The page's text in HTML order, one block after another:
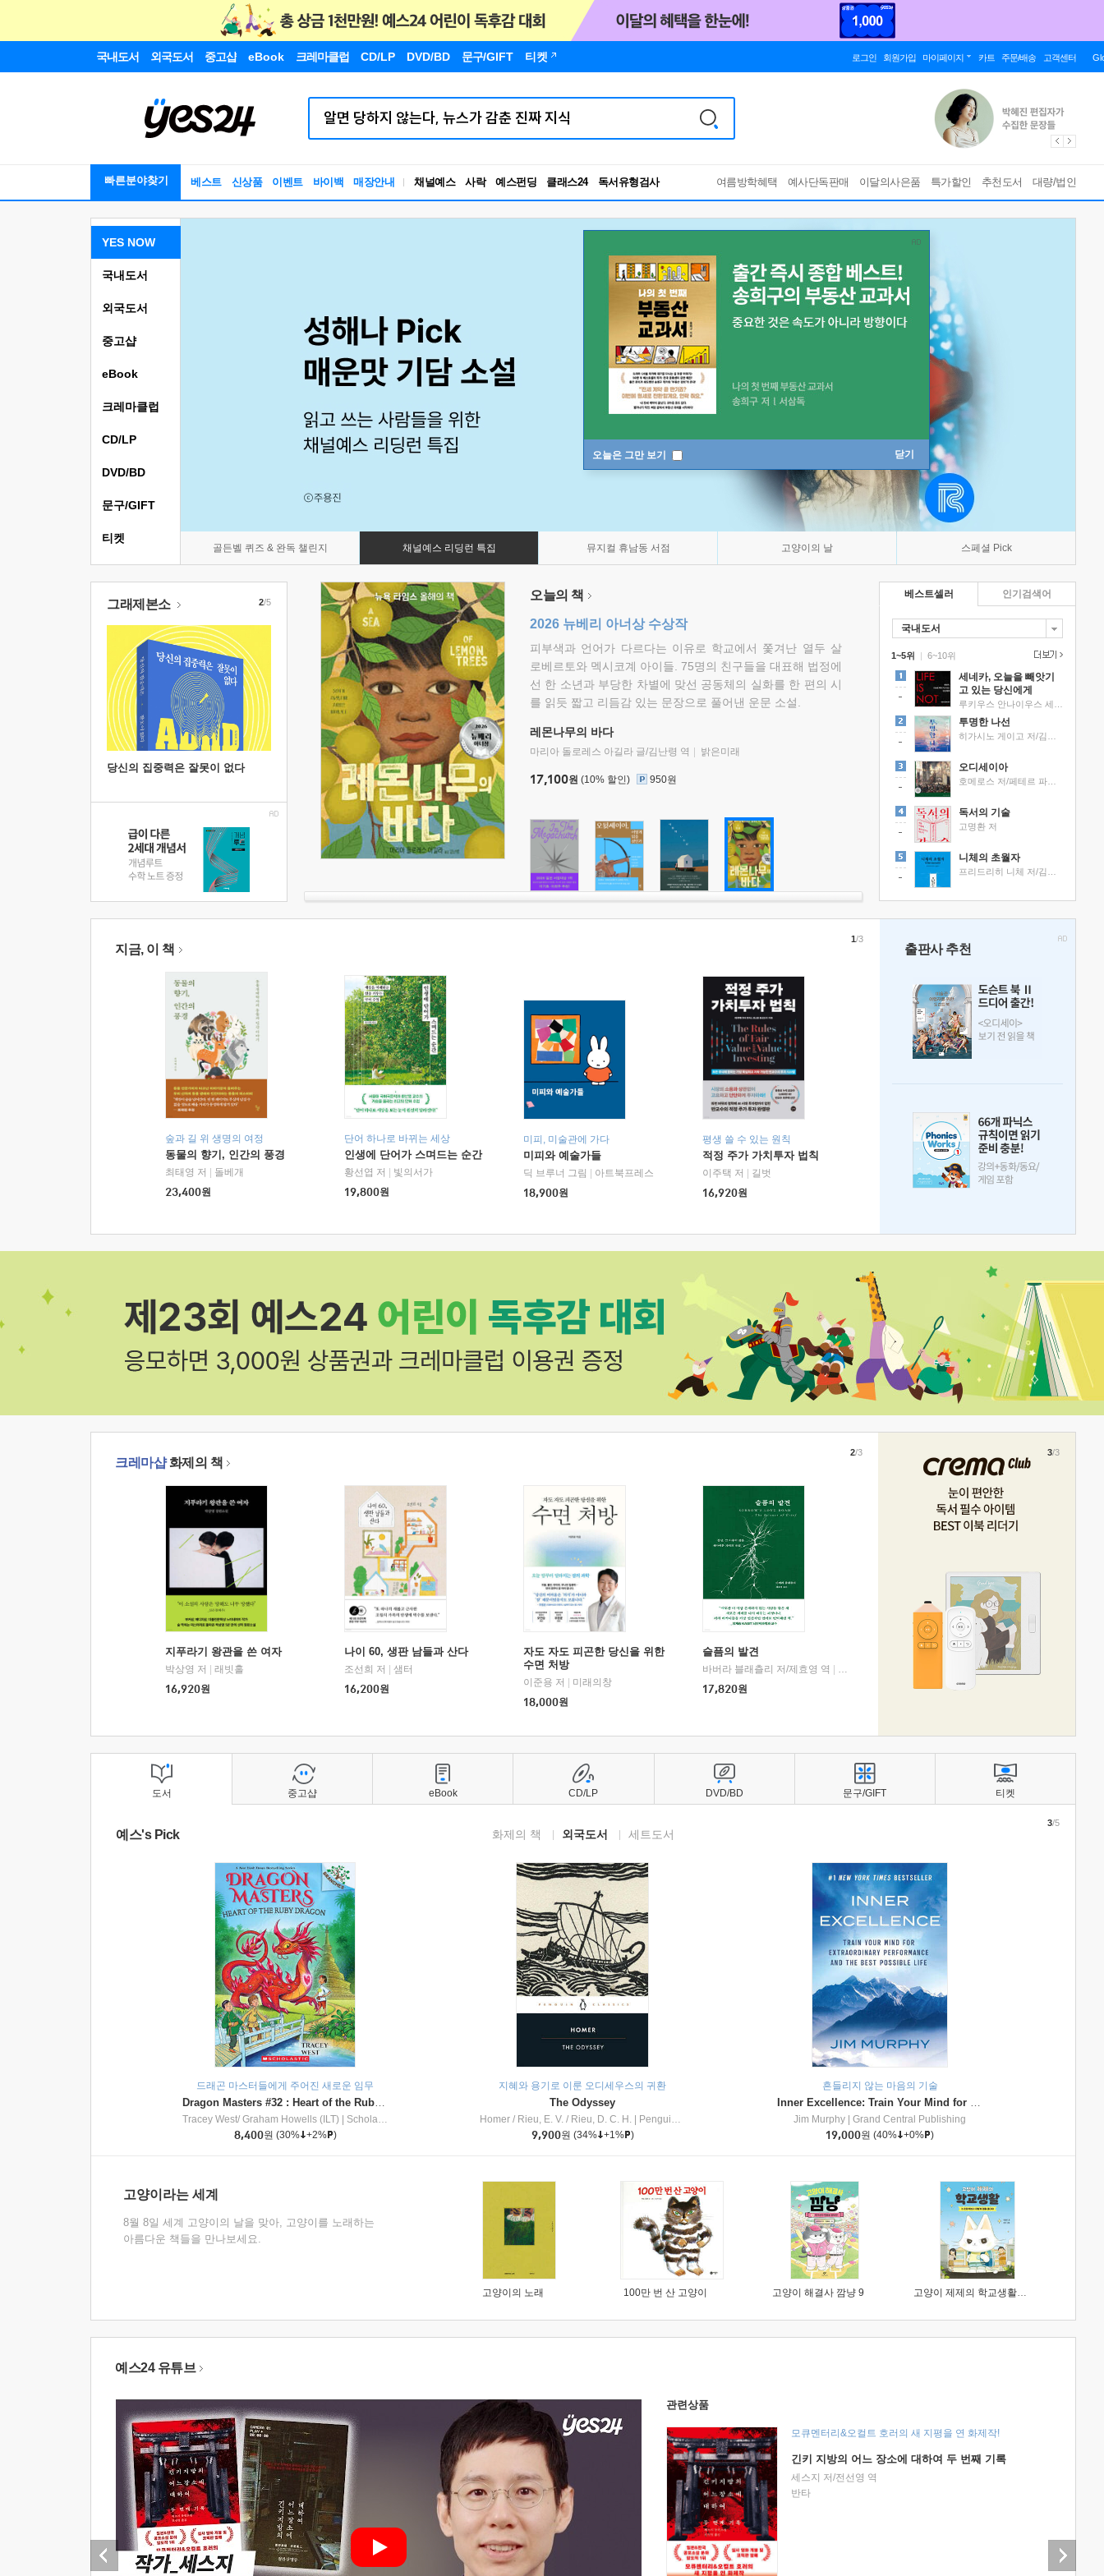
국내도서 외국도서 중고샵 eBook 크레마클럽 CD/LP DVD/BD 문구/GIFT 티켓 로그인 회원가입 마이페이지 카트 주문/배송 고객센터
빠른분야찾기 베스트 신상품 이벤트 바이백 매장안내 채널예스 사락 예스펀딩 클래스24
독서유형검사
RBTI Lab
독서유형검사
여름방학혜택 예사단독판매 이달의사은품 특가할인 추천도서 대량/법인
오늘은 그만 보기 닫기
YES NOW
골든벨 퀴즈 & 완독 챌린지 채널예스 리딩런 특집 뮤지컬 휴남동 서점 고양이의 날 스페셜 Pick
국내도서
외국도서
중고샵
eBook
크레마클럽
CD/LP
DVD/BD
문구/GIFT
티켓
그래제본소
당신의 집중력은 잘못이 없다
2/5 오늘의 책
2026 뉴베리 아너상 수상작
피부색과 언어가 다르다는 이유로 학교에서 쫓겨난 열두 살
로베르토와 멕시코계 아이들. 75명의 친구들을 대표해 법정에
선 한 소년과 부당한 차별에 맞선 공동체의 실화를 한 편의 시
를 읽듯 짧고 리듬감 있는 문장으로 풀어낸 운문 소설.
레몬나무의 바다
마리아 돌로레스 아길라 글/김난령 역 밝은미래
17,100원 (10% 할인) 950원
베스트셀러
국내도서
1~5위 |
세네카, 오늘을 빼앗기
고 있는 당신에게
투명한 나선
오디세이아
독서의 기술
고명환 저
니체의 초월자
6~10위
인기검색어
지금, 이 책
숲과 길 위 생명의 여정
동물의 향기, 인간의 풍경
최태영 저
돌베개
23,400원
단어 하나로 바뀌는 세상
인생에 단어가 스며드는 순간
황선엽 저
빛의서가
19,800원
미피, 미술관에 가다
미피와 예술가들
딕 브루너 그림
아트북프레스
18,900원
평생 쓸 수 있는 원칙
적정 주가 가치투자 법칙
이주택 저
길벗
16,920원
1/3
출판사 추천
크레마샵화제의 책
지푸라기 왕관을 쓴 여자
박상영 저
래빗홀
16,920원
나이 60, 생판 남들과 산다
조선희 저
샘터
16,200원
자도 자도 피곤한 당신을 위한
수면 처방
이준용 저
미래의창
18,000원
슬픔의 발견
바버라 블래츨리 저/제효영 역
디플롯
17,820원
2/3 3/3
도서
예스's Pick 화제의 책 외국도서 세트도서
드래곤 마스터들에게 주어진 새로운 임무
Dragon Masters #32 : Heart of the Ruby Dragon (A Branches Book)
Tracey West/ Graham Howells (ILT)
Scholastic Inc
8,400원 (30% +2% )
지혜와 용기로 이룬 오디세우스의 귀환
The Odyssey
Homer / Rieu, E. V. / Rieu, D. C. H.
Penguin Group
9,900원 (34% +1% )
흔들리지 않는 마음의 기술
Inner Excellence: Train Your Mind for Extraordinary Performance and the Best Possible Life
Jim Murphy
Grand Central Publishing
19,000원 (40% +0% )
3/5
고양이라는 세계
8월 8일 세계 고양이의 날을 맞아, 고양이를 노래하는
아름다운 책들을 만나보세요.
고양이의 노래 100만 번 산 고양이 고양이 해결사 깜냥 9 고양이 제제의 학교생활 1 : 초등학생이 이렇게 힘들 줄이야
중고샵 eBook CD/LP DVD/BD 문구/GIFT 티켓
예스24 유튜브
관련상품
모큐멘터리&오컬트 호러의 새 지평을 연 화제작!
긴키 지방의 어느 장소에 대하여 두 번째 기록
세스지 저/전선영 역
반타